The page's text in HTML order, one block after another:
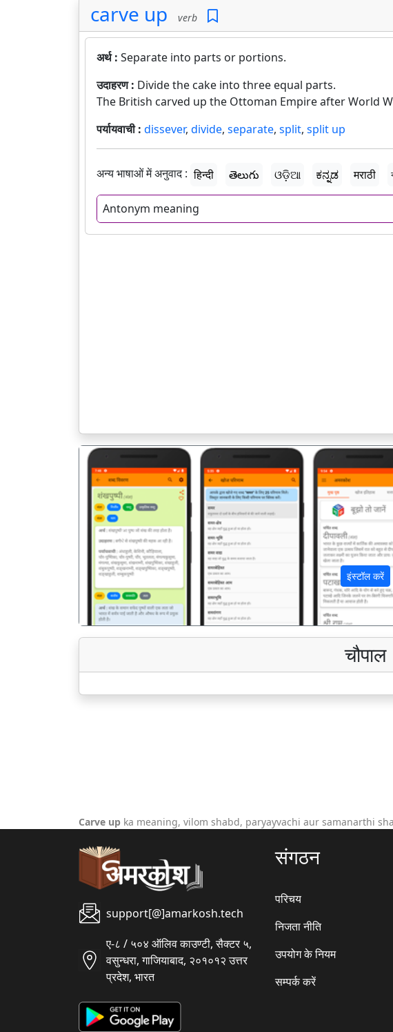
carve up verb
अर्थ : Separate into parts or portions.
उदाहरण : Divide the cake into three equal parts.
The British carved up the Ottoman Empire after World
पर्यायवाची : dissever, divide, separate, split, split up
अन्य भाषाओं में अनुवाद : हिन्दी తెలుగు ଓଡ଼ିଆ ಕನ್ನಡ मराठी
Antonym meaning
इंस्टॉल करें
पिछला
चौपाल
Carve up ka meaning, vilom shabd, paryayvachi aur samanarthi
support[@]amarkosh.tech
ए-८ / ५०४ ऑलिव काउण्टी, सैक्टर ५,
वसुन्धरा, गाजियाबाद, २०१०१२ उत्तर
प्रदेश, भारत
संगठन
परिचय
निजता नीति
उपयोग के नियम
सम्पर्क करें